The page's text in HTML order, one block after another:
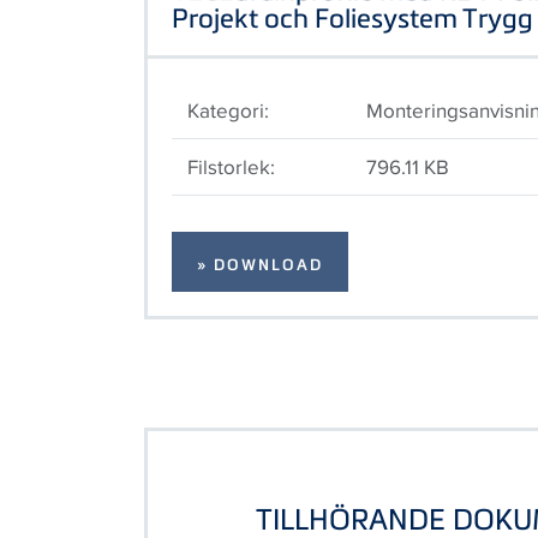
Projekt och Foliesystem Trygg
Kategori:
Filstorlek:
796.11 KB
» DOWNLOAD
TILLHÖRANDE